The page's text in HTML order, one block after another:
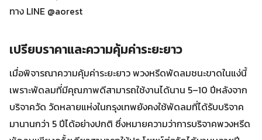
ทาง LINE @aorest
เปรียบราคาและความคุ้มค่าระยะยาว
เมื่อพิจารณาความคุ้มค่าระยะยาว พวงหรีดพัดลมชนะขาดในแง่นี้
เพราะพัดลมที่มีคุณภาพดีสามารถใช้งานได้นาน 5–10 ปีหลังจาก
บริจาควัด วัดหลายแห่งในกรุงเทพยังคงใช้พัดลมที่ได้รับบริจาค
มานานกว่า 5 ปีได้อย่างปกติ ซึ่งหมายความว่าการบริจาคพวงหรีด